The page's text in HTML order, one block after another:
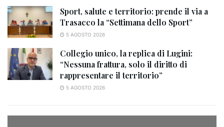
Sport, salute e territorio: prende il via a
Trasacco la “Settimana dello Sport”
5 AGOSTO 2026
Collegio unico, la replica di Lugini:
“Nessuna frattura, solo il diritto di
rappresentare il territorio”
5 AGOSTO 2026